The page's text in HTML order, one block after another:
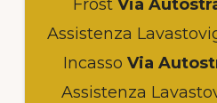
FrostVia
Assistenza
Incasso Via
Assistenza